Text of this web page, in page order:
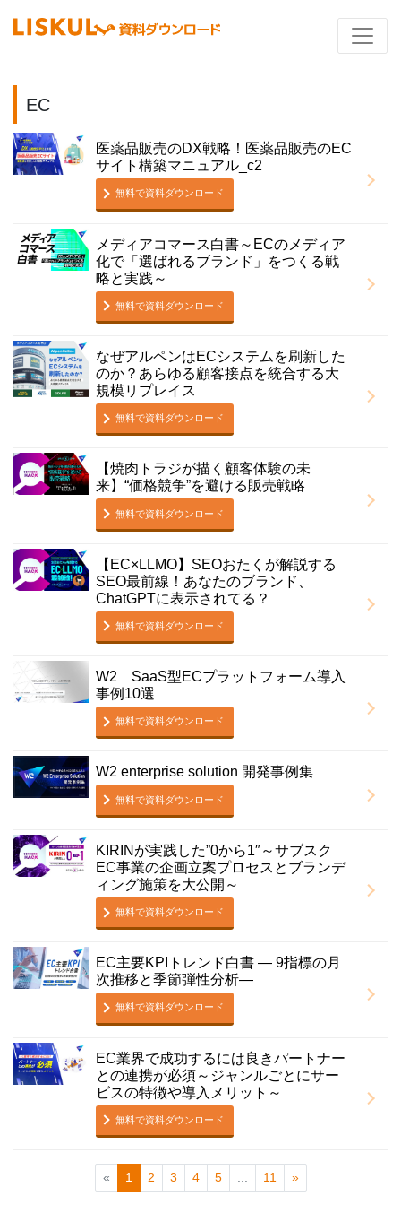
EC
医薬品販売のDX戦略！医薬品販売のEC
サイト構築マニュアル_c2
無料で資料ダウンロード
メディアコマース白書～ECのメディア
化で「選ばれるブランド」をつくる戦
略と実践～
無料で資料ダウンロード
なぜアルペンはECシステムを刷新した
のか？あらゆる顧客接点を統合する大
規模リプレイス
無料で資料ダウンロード
【焼肉トラジが描く顧客体験の未
来】“価格競争”を避ける販売戦略
無料で資料ダウンロード
【EC×LLMO】SEOおたくが解説する
SEO最前線！あなたのブランド、
ChatGPTに表示されてる？
無料で資料ダウンロード
W2 SaaS型ECプラットフォーム導入
事例10選
無料で資料ダウンロード
W2 enterprise solution 開発事例集
無料で資料ダウンロード
KIRINが実践した”0から1″～サブスク
EC事業の企画立案プロセスとブランデ
ィング施策を大公開～
無料で資料ダウンロード
EC主要KPIトレンド白書 ― 9指標の月
次推移と季節弾性分析―
無料で資料ダウンロード
EC業界で成功するには良きパートナー
との連携が必須～ジャンルごとにサー
ビスの特徴や導入メリット～
無料で資料ダウンロード
« 1 2 3 4 5 11 »